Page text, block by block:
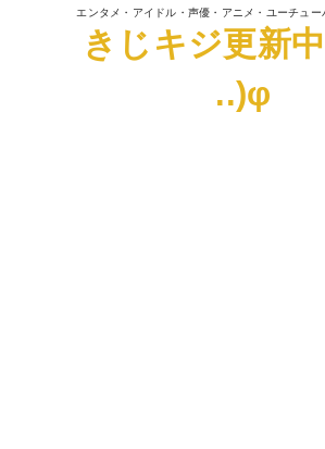
エンタメ・アイドル・声優・アニメ・ユーチュー
きじキジ更新
..)φ